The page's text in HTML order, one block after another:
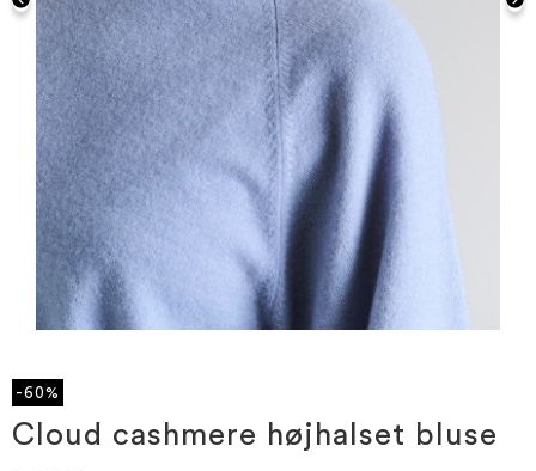
starten
af
billedgalleriet
-60%
Cloud cashmere højhalset bluse